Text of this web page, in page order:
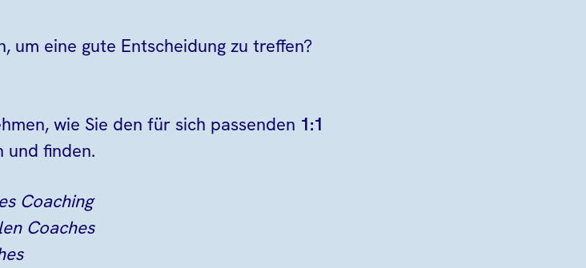
um eine gute Entscheidung zu treffen?
wie Sie den für sich passenden 1:1
und finden.
Coaching
Coaches